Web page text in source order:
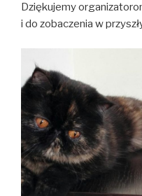
Dziękujemy
i do zobaczenia w